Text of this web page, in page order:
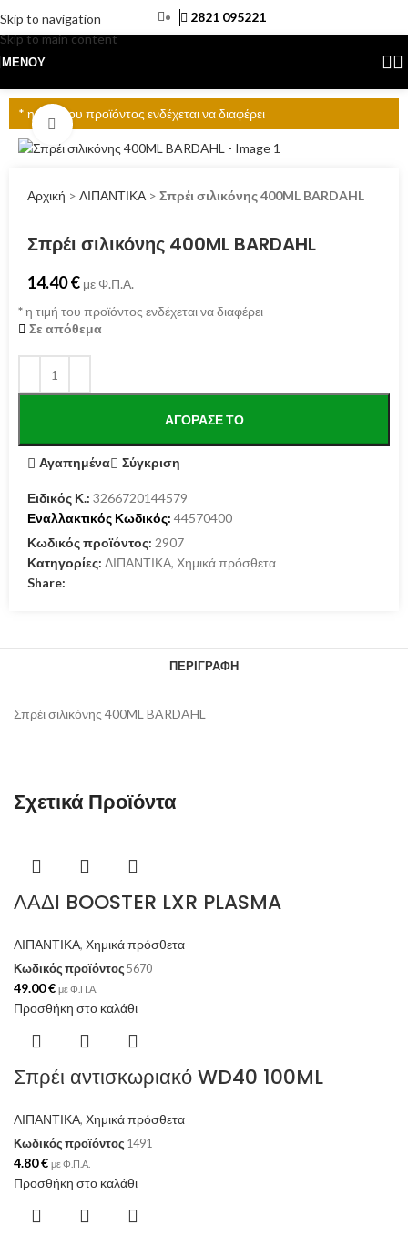
Skip to navigation
Skip to main content
2821 095221
ΜΕΝΟΎ
* η τιμή του προϊόντος ενδέχεται να διαφέρει
Click to enlarge
Αρχική > ΛΙΠΑΝΤΙΚΑ > Σπρέι σιλικόνης 400ML BARDAHL
Σπρέι σιλικόνης 400ML BARDAHL
14.40€ με Φ.Π.Α.
*η τιμή του προϊόντος ενδέχεται να διαφέρει
Σε απόθεμα
ΑΓΌΡΑΣΕ ΤΟ
Αγαπημένα Σύγκριση
Ειδικός Κ.: 3266720144579
Εναλλακτικός Κωδικός: 44570400
Κωδικός προϊόντος: 2907
Κατηγορίες: ΛΙΠΑΝΤΙΚΑ, Χημικά πρόσθετα
Share:
ΠΕΡΙΓΡΑΦΉ
Σπρέι σιλικόνης 400ML BARDAHL
Σχετικά Προϊόντα
ΛΑΔΙ BOOSTER LXR PLASMA
ΛΙΠΑΝΤΙΚΑ, Χημικά πρόσθετα
Κωδικός προϊόντος 5670
49.00€ με Φ.Π.Α.
Προσθήκη στο καλάθι
Σπρέι αντισκωριακό WD40 100ML
ΛΙΠΑΝΤΙΚΑ, Χημικά πρόσθετα
Κωδικός προϊόντος 1491
4.80€ με Φ.Π.Α.
Προσθήκη στο καλάθι